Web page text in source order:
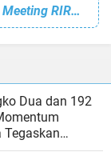
Sekda Minahasa Hadiri Dedicated Team Meeting RIRU di Bandara Sam Ratulangi Manado
Dua dan 192
Tegaskan
Hati Rakyat